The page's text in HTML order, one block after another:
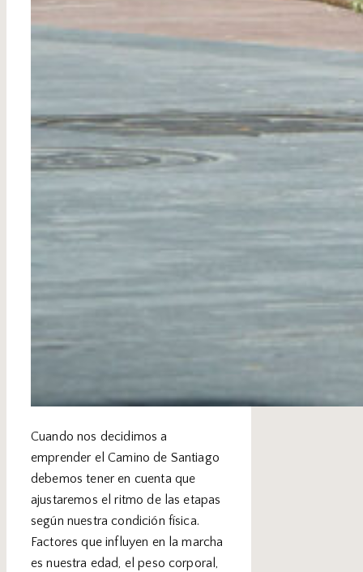
Cuando nos decidimos a
emprender el Camino de Santiago
debemos tener en cuenta que
ajustaremos el ritmo de las etapas
según nuestra condición física.
Factores que influyen en la marcha
es nuestra edad, el peso corporal,